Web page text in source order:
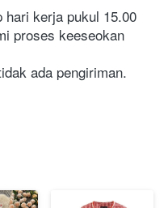
hari kerja pukul 15.00
proses keeseokan
ada pengiriman.